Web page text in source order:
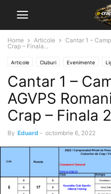
Home Articole
Cantar 1 –
Crap – Finala...
Articole Cluburi Evenimente
Cantar 1 –
AGVPS
Crap – Finala
By Eduard - octombrie 6, 2022